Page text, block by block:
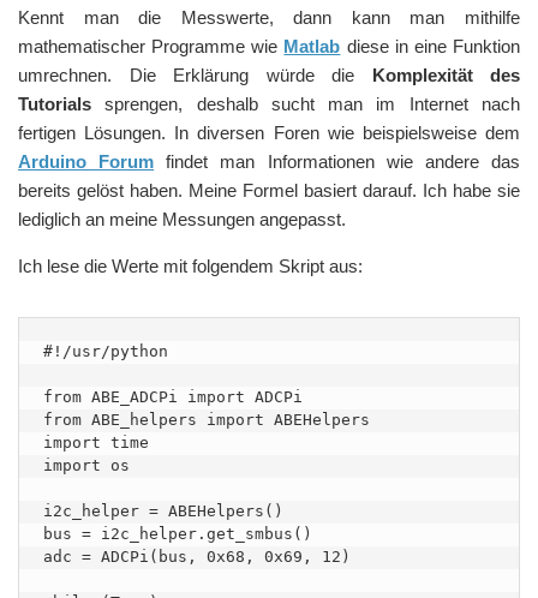
Kennt man die Messwerte, dann kann man mithilfe
mathematischer Programme wie Matlab diese in eine Funktion
umrechnen. Die Erklärung würde die Komplexität des
Tutorials sprengen, deshalb sucht man im Internet nach
fertigen Lösungen. In diversen Foren wie beispielsweise dem
Arduino Forum findet man Informationen wie andere das
bereits gelöst haben. Meine Formel basiert darauf. Ich habe sie
lediglich an meine Messungen angepasst.
Ich lese die Werte mit folgendem Skript aus:
#!/usr/python
from ABE_ADCPi import ADCPi
from ABE_helpers import ABEHelpers
import time
import os
i2c_helper = ABEHelpers()
bus = i2c_helper.get_smbus()
adc = ADCPi(bus, 0x68, 0x69, 12)